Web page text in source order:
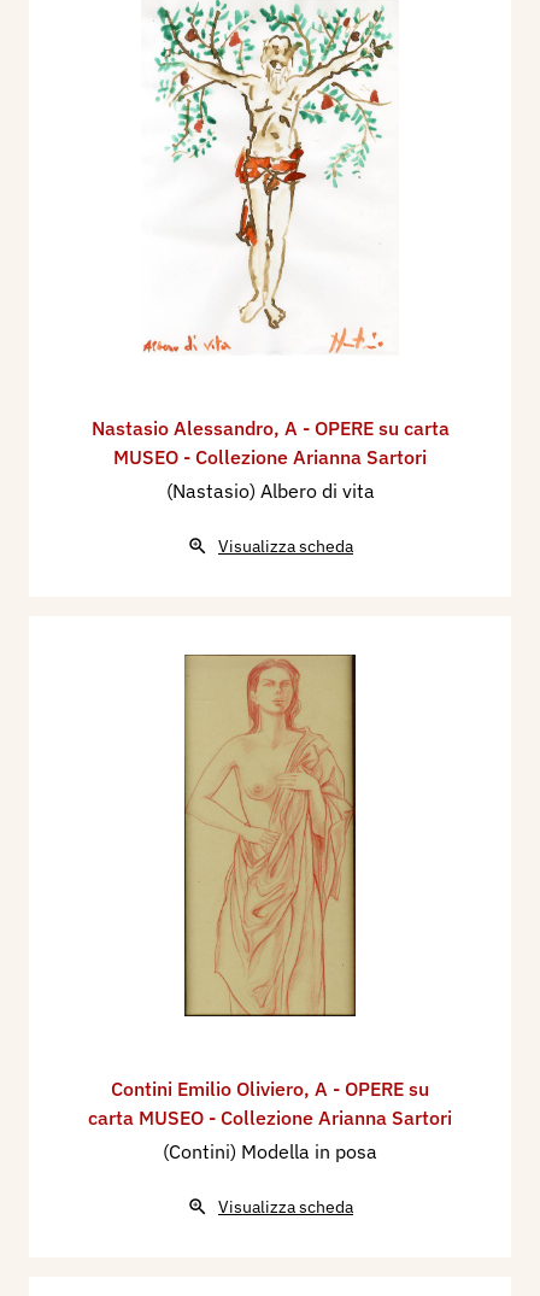
Nastasio Alessandro, A - OPERE su carta
MUSEO - Collezione Arianna Sartori
(Nastasio) Albero di vita
Visualizza scheda
Contini Emilio Oliviero, A - OPERE su
carta MUSEO - Collezione Arianna Sartori
(Contini) Modella in posa
Visualizza scheda